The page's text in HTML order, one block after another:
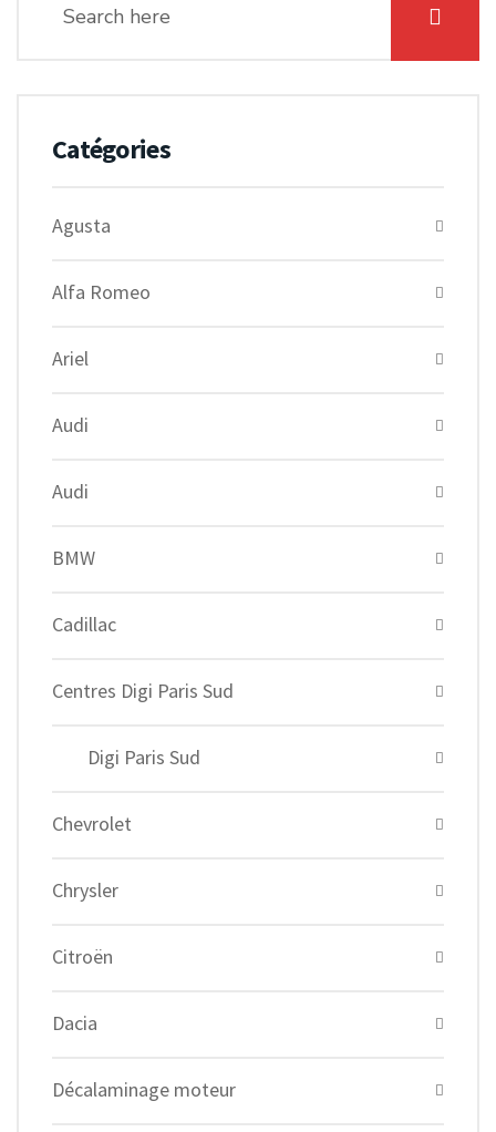
Catégories
Agusta
Alfa Romeo
Ariel
Audi
Audi
BMW
Cadillac
Centres Digi Paris Sud
Digi Paris Sud
Chevrolet
Chrysler
Citroën
Dacia
Décalaminage moteur